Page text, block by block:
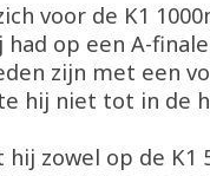
voor de K1
had op een A-
zijn met een
hij niet tot in de
zowel op de K1